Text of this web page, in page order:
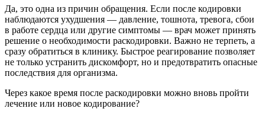
Да, это одна из причин обращения. Если после кодировки
наблюдаются ухудшения — давление, тошнота, тревога, сбои
в работе сердца или другие симптомы — врач может принять
решение о необходимости раскодировки. Важно не терпеть, а
сразу обратиться в клинику. Быстрое реагирование позволяет
не только устранить дискомфорт, но и предотвратить опасные
последствия для организма.
Через какое время после раскодировки можно вновь пройти
лечение или новое кодирование?